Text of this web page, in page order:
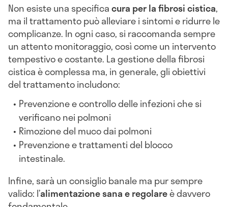
Non esiste una specificacura per la fibrosi cistica,
ma il trattamento può alleviare i sintomi e ridurre le
complicanze. In ogni caso, si raccomanda sempre
un attento monitoraggio, così come un intervento
tempestivo e costante. La gestione della fibrosi
cistica è complessa ma, in generale, gli obiettivi
del trattamento includono:
Prevenzione e controllo delle infezioni che si
verificano nei polmoni
Rimozione del muco dai polmoni
Prevenzione e trattamenti del blocco
intestinale.
Infine, sarà un consiglio banale ma pur sempre
valido: l’alimentazione sana e regolareè davvero